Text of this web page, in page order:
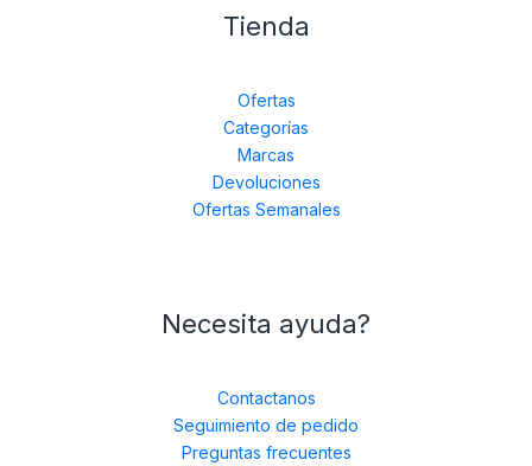
Tienda
Ofertas
Categorías
Marcas
Devoluciones
Ofertas Semanales
Necesita ayuda?
Contactanos
Seguimiento de pedido
Preguntas frecuentes